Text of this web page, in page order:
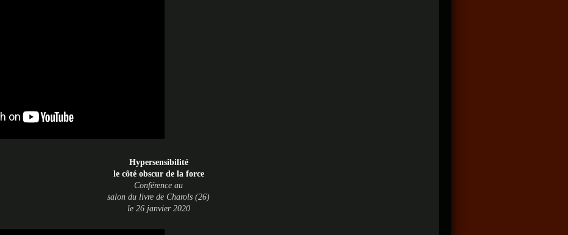
Hypersensibilité
le côté obscur de la force
Conférence au
salon du livre de Charols (26)
le 26 janvier 2020